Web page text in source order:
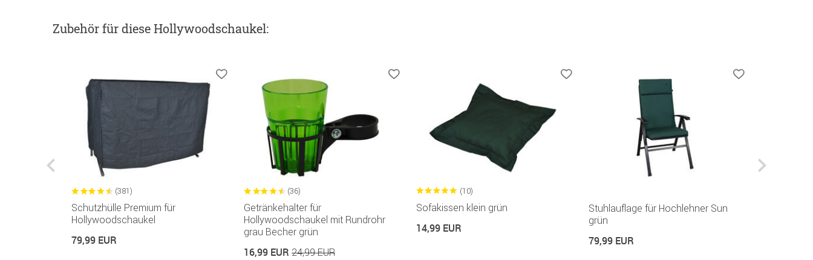
Zubehörfür diese Hollywoodschaukel:
(381)
Schutzhülle Premium für
Hollywoodschaukel
79,99 EUR
(36)
Getränkehalter für
Hollywoodschaukel mit Rundrohr
grau Becher grün
16,99 EUR 24,99 EUR
(10)
Sofakissen klein grün
14,99 EUR
Stuhlauflage für Hochlehner Sun
grün
79,99 EUR